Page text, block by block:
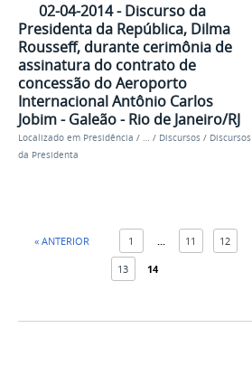
02-04-2014 - Discurso da
Presidenta da República, Dilma
Rousseff, durante cerimônia de
assinatura do contrato de
concessão do Aeroporto
Internacional Antônio Carlos
Jobim - Galeão - Rio de Janeiro/RJ
Localizado em Presidência / … / Discursos / Discursos
da Presidenta
« ANTERIOR 1 ... 11 12
13 14